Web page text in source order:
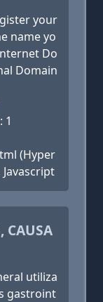
your
name yo
Do
Domain
1
(Hyper
CAUSA
utiliza
gastroint